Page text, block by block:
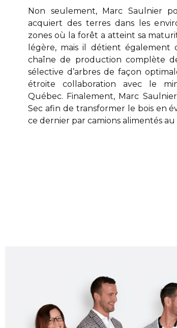
Non seulement, Marc Saulnier
acquiert des terres dans les
zones où la forêt a atteint sa
légère, mais il détient
chaîne de production complète
sélective d’arbres de façon
étroite collaboration avec le
Québec. Finalement, Marc Saulnier
Sec afin de transformer le bois en
ce dernier par camions alimentés au